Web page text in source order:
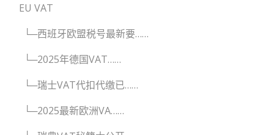
EU VAT
└─西班牙欧盟税号最新要……
└─2025年德国VAT……
└─瑞士VAT代扣代缴已……
└─2025最新欧洲VA……